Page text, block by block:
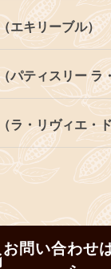
エキリーブル）
パティスリー ラ
ラ・リヴィエ・
お問い合わせ